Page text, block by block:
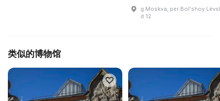
g Moskva, per Bolʹshoy
d 12
类似的博物馆